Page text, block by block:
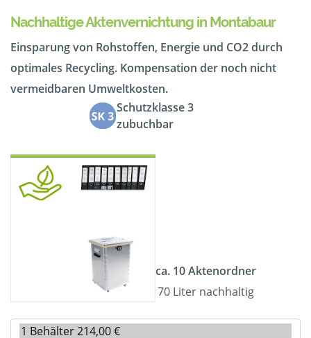
Nachhaltige Aktenvernichtung in Montabaur
Einsparung von Rohstoffen, Energie und CO2 durch
optimales Recycling. Kompensation der noch nicht
vermeidbaren Umweltkosten.
Schutzklasse 3
zubuchbar
ca. 10 Aktenordner
70 Liter nachhaltig